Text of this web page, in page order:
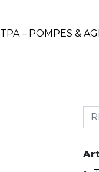
TPA – POMPES &